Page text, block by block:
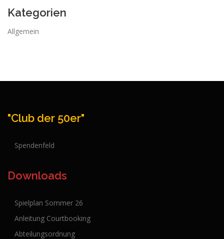
Kategorien
Allgemein
"Club der 50er"
Spendenfeld
Downloads
Spielplan Sommer 26
Anleitung Courtbooking
Abteilungsordnung